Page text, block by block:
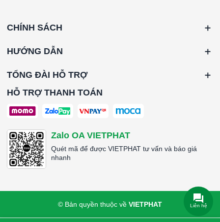
CHÍNH SÁCH
HƯỚNG DẪN
TỔNG ĐÀI HỖ TRỢ
HỖ TRỢ THANH TOÁN
Zalo OA VIETPHAT
Quét mã để được VIETPHAT tư vấn và báo giá
nhanh
© Bản quyền thuộc về VIETPHAT Liên hệ